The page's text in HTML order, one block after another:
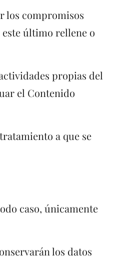
los compromisos
este último rellene o
propias del
el Contenido
a que se
caso, únicamente
los datos